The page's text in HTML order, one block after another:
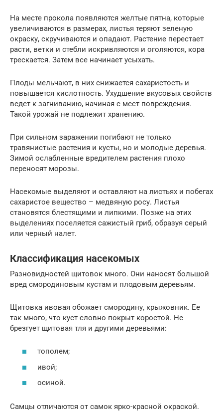
На месте прокола появляются желтые пятна, которые
увеличиваются в размерах, листья теряют зеленую
окраску, скручиваются и опадают. Растение перестает
расти, ветки и стебли искривляются и оголяются, кора
трескается. Затем все начинает усыхать.
Плоды мельчают, в них снижается сахаристость и
повышается кислотность. Ухудшение вкусовых свойств
ведет к загниванию, начиная с мест повреждения.
Такой урожай не подлежит хранению.
При сильном заражении погибают не только
травянистые растения и кусты, но и молодые деревья.
Зимой ослабленные вредителем растения плохо
переносят морозы.
Насекомые выделяют и оставляют на листьях и побегах
сахаристое вещество – медвяную росу. Листья
становятся блестящими и липкими. Позже на этих
выделениях поселяется сажистый гриб, образуя серый
или черный налет.
Классификация насекомых
Разновидностей щитовок много. Они наносят большой
вред смородиновым кустам и плодовым деревьям.
Щитовка ивовая обожает смородину, крыжовник. Ее
так много, что куст словно покрыт коростой. Не
брезгует щитовая тля и другими деревьями:
тополем;
ивой;
осиной.
Самцы отличаются от самок ярко-красной окраской.